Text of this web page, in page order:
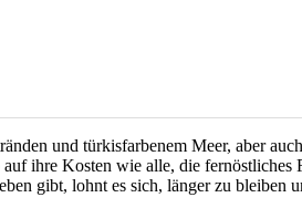
und türkisfarbenem Meer, aber
ihre Kosten wie alle, die
gibt, lohnt es sich, länger zu bleiben